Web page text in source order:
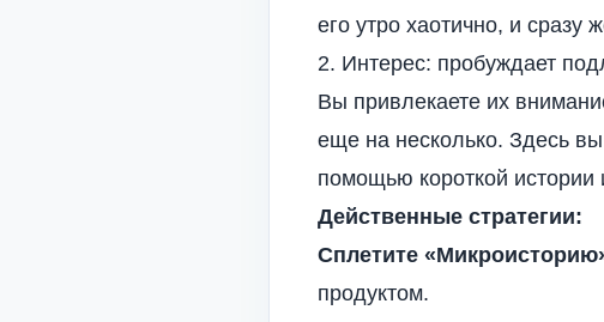
его утро хаотично, и сразу
2. Интерес: пробуждает
Вы привлекаете их
еще на несколько. Здесь
помощью короткой истории
Действенные стратегии:
Сплетите
продуктом.